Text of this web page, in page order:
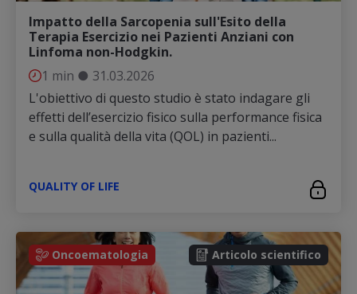
Impatto della Sarcopenia sull'Esito della
Terapia Esercizio nei Pazienti Anziani con
Linfoma non-Hodgkin.
1 min ● 31.03.2026
L'obiettivo di questo studio è stato indagare gli
effetti dell’esercizio fisico sulla performance fisica
e sulla qualità della vita (QOL) in pazienti...
QUALITY OF LIFE
Oncoematologia Articolo scientifico